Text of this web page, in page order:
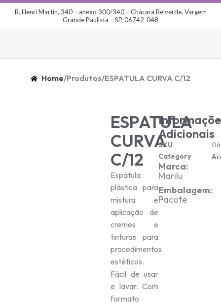
R. Henri Martin, 340 – anexo 300/340 – Chácara Belverde, Vargem
Grande Paulista – SP, 06742-048
Home/Produtos/ESPATULA CURVA C/12
ESPATULA
CURVA
C/12
Espátula
plástica para
mistura e
aplicação de
cremes e
tinturas para
procedimentos
estéticos.
Fácil de usar
e lavar. Com
formato
Adicionais
SKU
Category
Marca:
Marilu
Embalagem:
Pacote